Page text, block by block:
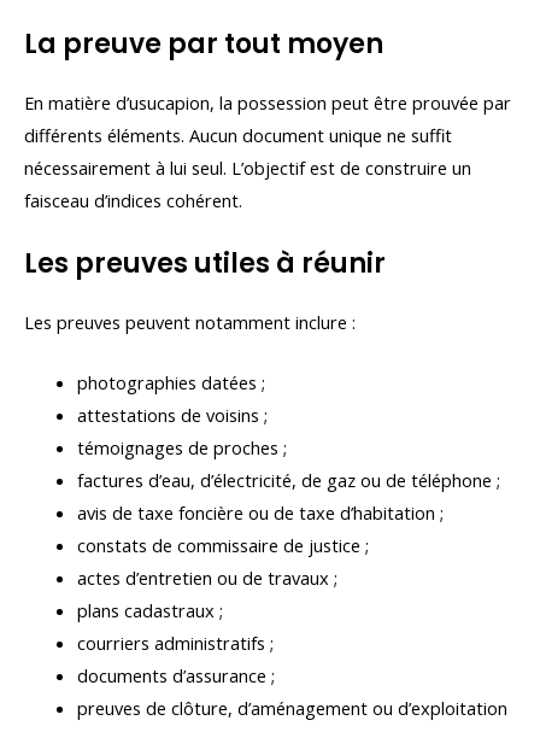
La preuve par tout moyen
En matière d’usucapion, la possession peut être prouvée par
différents éléments. Aucun document unique ne suffit
nécessairement à lui seul. L’objectif est de construire un
faisceau d’indices cohérent.
Les preuves utiles à réunir
Les preuves peuvent notamment inclure :
photographies datées ;
attestations de voisins ;
témoignages de proches ;
factures d’eau, d’électricité, de gaz ou de téléphone ;
avis de taxe foncière ou de taxe d’habitation ;
constats de commissaire de justice ;
actes d’entretien ou de travaux ;
plans cadastraux ;
courriers administratifs ;
documents d’assurance ;
preuves de clôture, d’aménagement ou d’exploitation